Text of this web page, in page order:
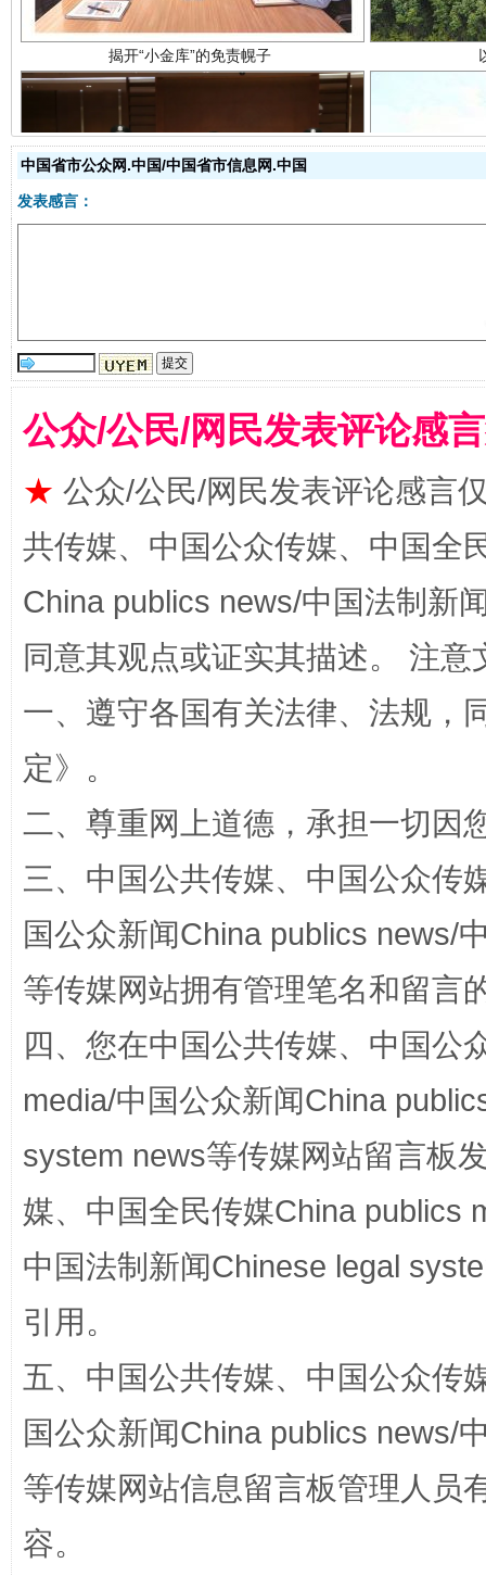
全民健身五年计划来了！等你上场
中国省市公众网.中国/中国省市信息网.中国
发表感言：
公众/公民/网民发表评论感
★ 公众/公民/网民发表评论感言
共传媒、中国公众传媒、中国全
China publics news/中国法制新
同意其观点或证实其描述。 注
一、遵守各国有关法律、法规，
定》。
二、尊重网上道德，承担一切因
三、中国公共传媒、中国公众传
国公众新闻China publics news/
等传媒网站拥有管理笔名和留言
四、您在中国公共传媒、中国公
media/中国公众新闻China
system news等传媒网站留言板
媒、中国全民传媒China publics
中国法制新闻Chinese legal
引用。
五、中国公共传媒、中国公众传
国公众新闻China publics news/
等传媒网站信息留言板管理人员
容。